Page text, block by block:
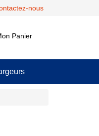
nous
Panier